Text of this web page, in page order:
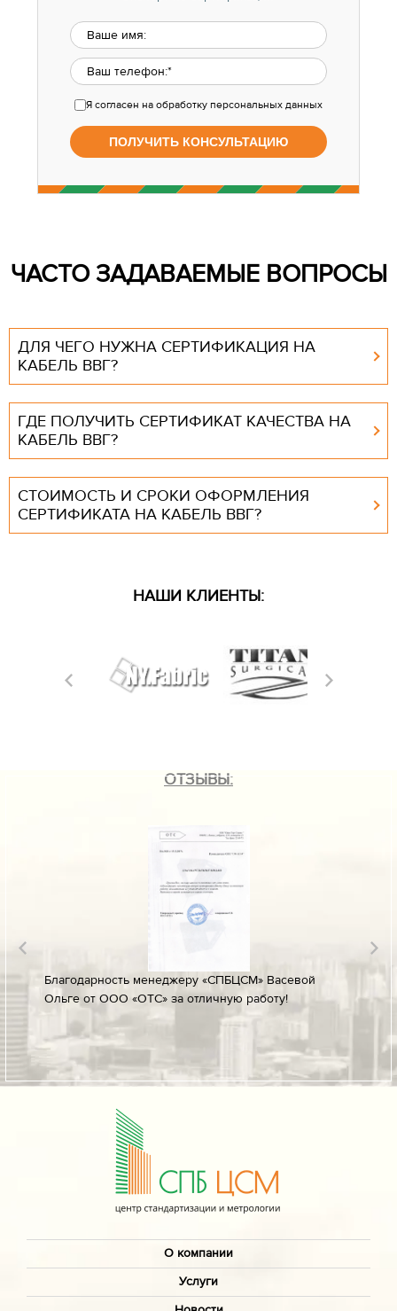
Я согласен на обработку персональных данных
ЧАСТО ЗАДАВАЕМЫЕ ВОПРОСЫ
ДЛЯ ЧЕГО НУЖНА СЕРТИФИКАЦИЯ НА
КАБЕЛЬ ВВГ?
ГДЕ ПОЛУЧИТЬ СЕРТИФИКАТ КАЧЕСТВА НА
КАБЕЛЬ ВВГ?
СТОИМОСТЬ И СРОКИ ОФОРМЛЕНИЯ
СЕРТИФИКАТА НА КАБЕЛЬ ВВГ?
НАШИ КЛИЕНТЫ:
ОТЗЫВЫ:
Благодарность менеджеру «СПБЦСМ» Васевой
Ольге от ООО «ОТС» за отличную работу!
О компании
Услуги